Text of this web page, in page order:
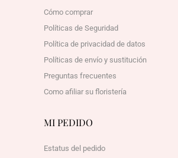
Cómo comprar
Políticas de Seguridad
Política de privacidad de datos
Políticas de envío y sustitución
Preguntas frecuentes
Como afiliar su floristería
MI PEDIDO
Estatus del pedido